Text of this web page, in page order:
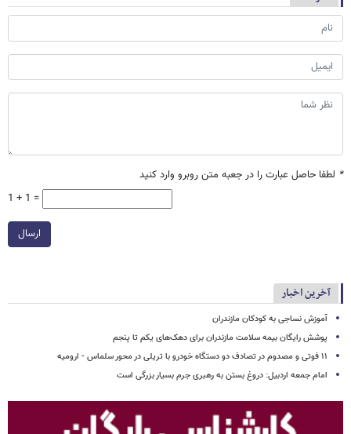
* لطفا حاصل عبارت را در جعبه متن روبرو وارد کنید
1 + 1 =
ارسال
آخرین اخبار
آموزش نساجی به کودکان مازندران
پوشش رایگان بیمه سلامت مازندران برای دهک‌های یکم تا پنجم
۱۱ فوتی و مصدوم در تصادف دو دستگاه خودرو با تریلی در محور سلماس - ارومیه
امام جمعه اردبیل: دروغ بستن به رهبری جرم بسیار بزرگی است